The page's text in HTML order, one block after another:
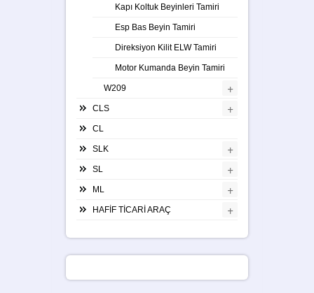
Kapı Koltuk Beyinleri Tamiri
Esp Bas Beyin Tamiri
Direksiyon Kilit ELW Tamiri
Motor Kumanda Beyin Tamiri
W209 +
CLS +
CL
SLK +
SL +
ML +
HAFİF TİCARİ ARAÇ +